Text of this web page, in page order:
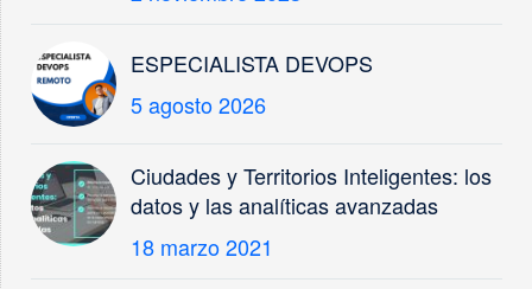
ESPECIALISTA DEVOPS
5 agosto 2026
Ciudades y Territorios Inteligentes: los
datos y las analíticas avanzadas
18 marzo 2021